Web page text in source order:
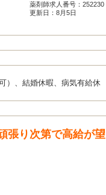
薬剤師求人番号：252230
更新日：8月5日
）、結婚休暇、病気有給休
張り次第で高給が望